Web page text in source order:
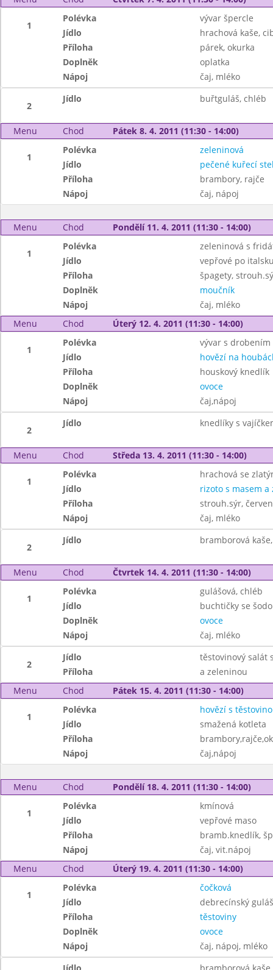
1
Polévka
vývar špercle
Jídlo
hrachová kaše,
Příloha
párek, okurka
Doplněk
oplatka
Nápoj
čaj, mléko
2
Jídlo buřtguláš, chléb
Menu Chod Pátek 8. 4. 2011 (11:30 - 14:00)
1
Polévka
zeleninová
Jídlo
pečené kuřecí
Příloha
brambory, rajče
Nápoj
čaj, nápoj
Menu Chod Pondělí 11. 4. 2011 (11:30 - 14:00)
1
Polévka
zeleninová s
Jídlo
vepřové po
Příloha
špagety,
Doplněk
moučník
Nápoj
čaj, mléko
Menu
Chod Úterý 12. 4. 2011 (11:30 - 14:00)
1
Polévka
vývar s drobením
Jídlo
hovězí na
Příloha
houskový knedlík
Doplněk
ovoce
Nápoj
čaj,nápoj
2
Jídlo knedlíky s
Menu Chod Středa 13. 4. 2011 (11:30 - 14:00)
1
Polévka
hrachová se
Jídlo
rizoto s masem a
Příloha
strouh.sýr,
Nápoj
čaj, mléko
2
Jídlo bramborová
Menu Chod Čtvrtek 14. 4. 2011 (11:30 - 14:00)
1
Polévka
gulášová, chléb
Jídlo
buchtičky se
Doplněk
ovoce
Nápoj
čaj, mléko
2
Jídlo
těstovinový salát
Příloha
a zeleninou
Menu
Chod Pátek 15. 4. 2011 (11:30 - 14:00)
1
Polévka
hovězí s
Jídlo
smažená kotleta
Příloha
Nápoj
čaj,nápoj
Menu Chod Pondělí 18. 4. 2011 (11:30 - 14:00)
1
Polévka
kmínová
Jídlo
vepřové maso
Příloha
bramb.knedlík,
Nápoj
čaj, vit.nápoj
Menu
Chod Úterý 19. 4. 2011 (11:30 - 14:00)
1
Polévka
čočková
Jídlo
debrecínský guláš
Příloha
těstoviny
Doplněk
ovoce
Nápoj
čaj, nápoj, mléko